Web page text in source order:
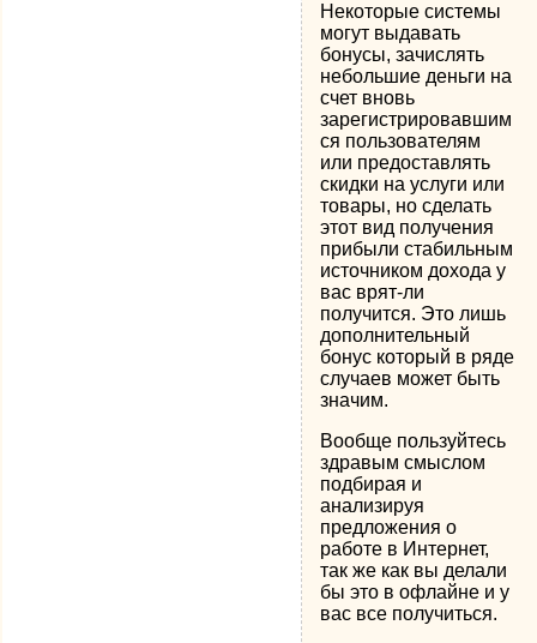
Некоторые системы
могут выдавать
бонусы, зачислять
небольшие деньги на
счет вновь
зарегистрировавшим
ся пользователям
или предоставлять
скидки на услуги или
товары, но сделать
этот вид получения
прибыли стабильным
источником дохода у
вас врят-ли
получится. Это лишь
дополнительный
бонус который в ряде
случаев может быть
значим.
Вообще пользуйтесь
здравым смыслом
подбирая и
анализируя
предложения о
работе в Интернет,
так же как вы делали
бы это в офлайне и у
вас все получиться.